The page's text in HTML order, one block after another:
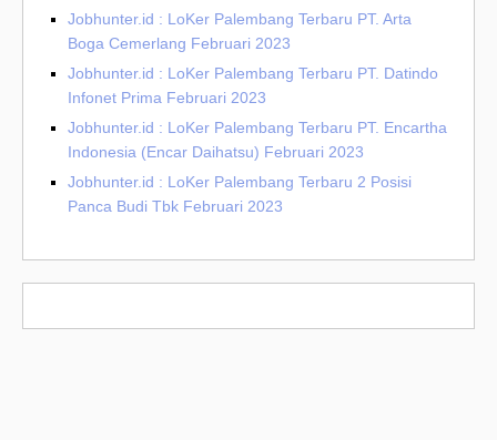
Jobhunter.id : LoKer Palembang Terbaru PT. Arta
Boga Cemerlang Februari 2023
Jobhunter.id : LoKer Palembang Terbaru PT. Datindo
Infonet Prima Februari 2023
Jobhunter.id : LoKer Palembang Terbaru PT. Encartha
Indonesia (Encar Daihatsu) Februari 2023
Jobhunter.id : LoKer Palembang Terbaru 2 Posisi
Panca Budi Tbk Februari 2023